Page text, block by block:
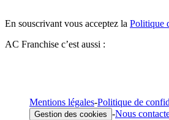
En souscrivant vous acceptez la Politique
AC Franchise c’est aussi :
Mentions légales-Politique de
Gestion des cookies -Nous